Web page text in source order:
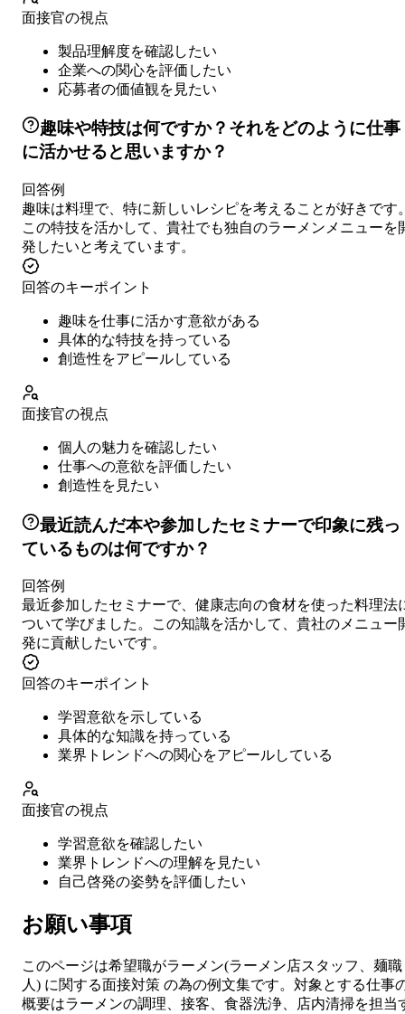
面接官の視点
製品理解度を確認したい
企業への関心を評価したい
応募者の価値観を見たい
趣味や特技は何ですか？それをどのように仕事
に活かせると思いますか？
回答例
趣味は料理で、特に新しいレシピを考えることが好きです
この特技を活かして、貴社でも独自のラーメンメニューを
発したいと考えています。
回答のキーポイント
趣味を仕事に活かす意欲がある
具体的な特技を持っている
創造性をアピールしている
面接官の視点
個人の魅力を確認したい
仕事への意欲を評価したい
創造性を見たい
最近読んだ本や参加したセミナーで印象に残っ
ているものは何ですか？
回答例
最近参加したセミナーで、健康志向の食材を使った料理法
ついて学びました。この知識を活かして、貴社のメニュー
発に貢献したいです。
回答のキーポイント
学習意欲を示している
具体的な知識を持っている
業界トレンドへの関心をアピールしている
面接官の視点
学習意欲を確認したい
業界トレンドへの理解を見たい
自己啓発の姿勢を評価したい
お願い事項
このページは希望職がラーメン(ラーメン店スタッフ、麺職
人 ) に関する面接対策 の為の例文集です。対象とする仕事
概要はラーメンの調理、接客、食器洗浄、店内清掃を担当